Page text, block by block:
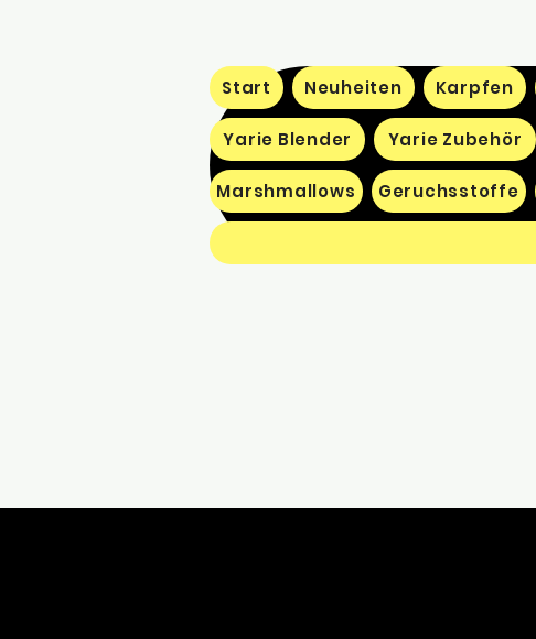
Start Neuheiten Karpfen
Yarie Blender Yarie Zubehör
Marshmallows Geruchsstoffe